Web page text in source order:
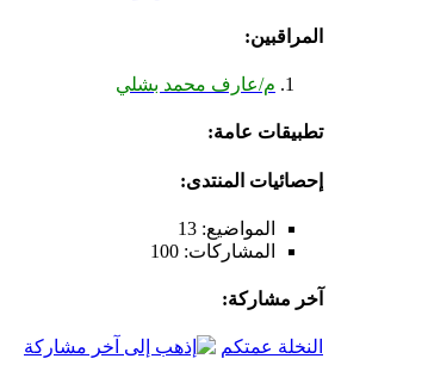
المراقبين:
م/عارف محمد بشلي
تطبيقات عامة:
إحصائيات المنتدى:
المواضيع: 13
المشاركات: 100
آخر مشاركة:
النخلة عمتكم